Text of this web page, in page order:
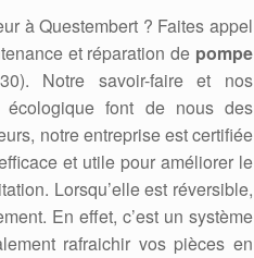
à Questembert ? Faites appel
et réparation de pompe
Notre savoir-faire et nos
écologique font de nous des
notre entreprise est certifiée
et utile pour améliorer le
Lorsqu’elle est réversible,
En effet, c’est un système
rafraichir vos pièces en